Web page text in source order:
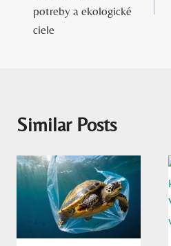
článku
potreby a ekologické
ciele
Similar Posts